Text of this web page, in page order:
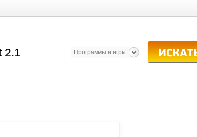
Программы и игры